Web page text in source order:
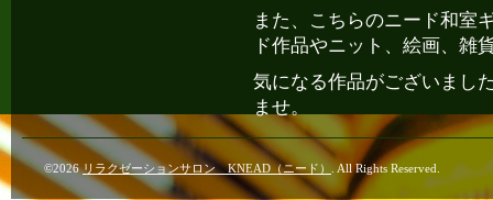
また、こちらのニード和室
ド作品やニット、絵画、雑
気になる作品がございまし
ませ。
©2026リラクゼーションサロン KNEAD（ニード） . All Rights Reserved.